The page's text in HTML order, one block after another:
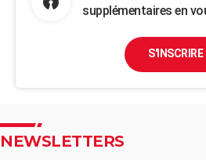
supplémentaires en
S'INSCRIRE
NEWSLETTERS